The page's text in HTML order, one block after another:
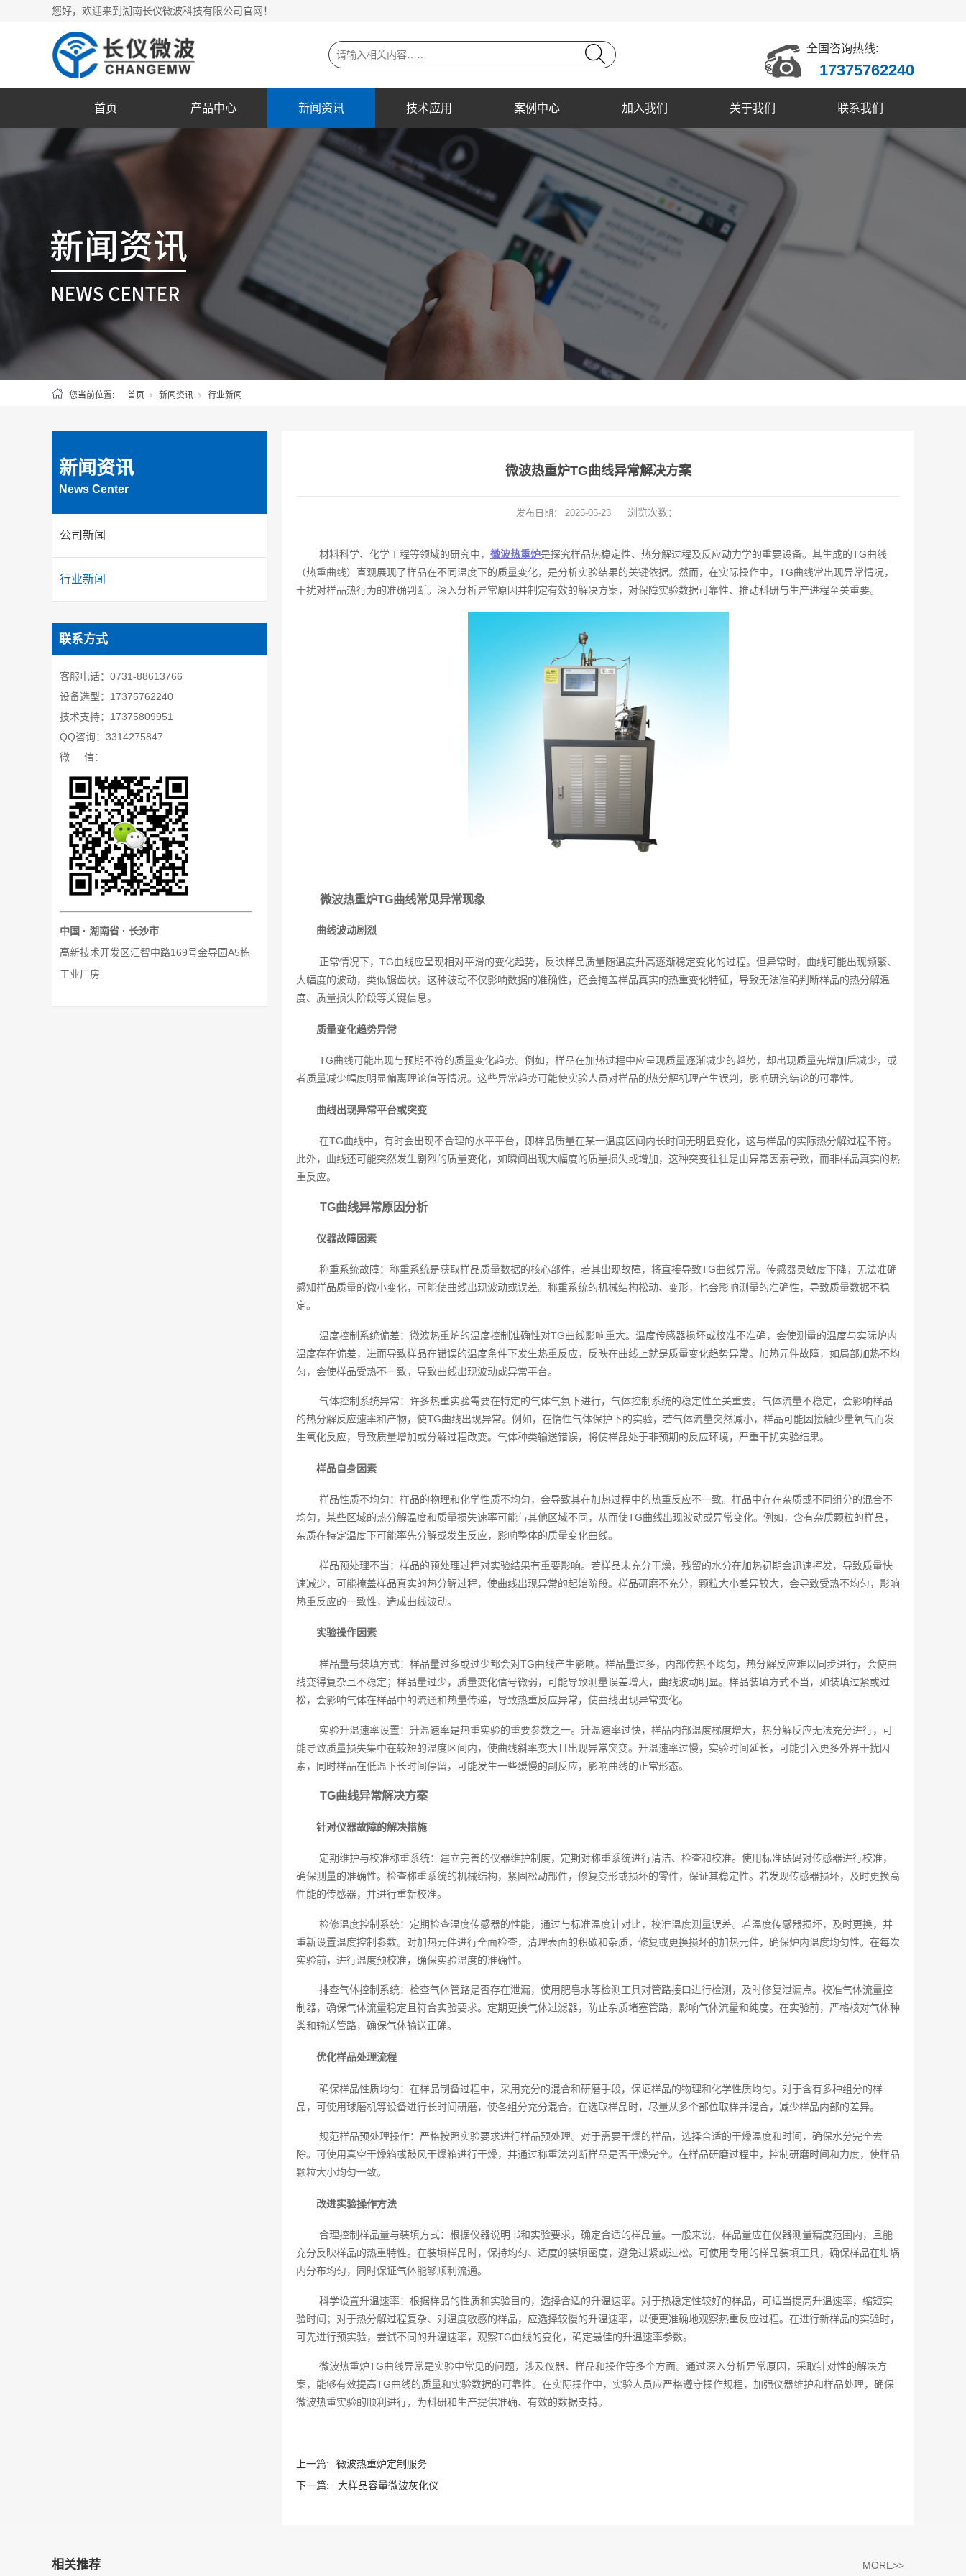
您好，欢迎来到湖南长仪微波科技有限公司官网！
全国咨询热线:
17375762240
首页 产品中心 新闻资讯 技术应用 案例中心 加入我们 关于我们 联系我们
您当前位置: 首页 新闻资讯 行业新闻
新闻资讯
News Center
公司新闻
行业新闻
联系方式
客服电话：0731-88613766
设备选型：17375762240
技术支持：17375809951
QQ咨询：3314275847
微 信：
中国 · 湖南省 · 长沙市
高新技术开发区汇智中路169号金导园A5栋
工业厂房
微波热重炉TG曲线异常解决方案
发布日期： 2025-05-23 浏览次数：
材料科学、化学工程等领域的研究中， 微波热重炉是探究样品热稳定性、热分解过程及反应动力学的重要设备。其生成的TG曲线
（热重曲线）直观展现了样品在不同温度下的质量变化，是分析实验结果的关键依据。然而，在实际操作中，TG曲线常出现异常情况，
干扰对样品热行为的准确判断。深入分析异常原因并制定有效的解决方案，对保障实验数据可靠性、推动科研与生产进程至关重要。
微波热重炉TG曲线常见异常现象
曲线波动剧烈
正常情况下，TG曲线应呈现相对平滑的变化趋势，反映样品质量随温度升高逐渐稳定变化的过程。但异常时，曲线可能出现频繁、
大幅度的波动，类似锯齿状。这种波动不仅影响数据的准确性，还会掩盖样品真实的热重变化特征，导致无法准确判断样品的热分解温
度、质量损失阶段等关键信息。
质量变化趋势异常
TG曲线可能出现与预期不符的质量变化趋势。例如，样品在加热过程中应呈现质量逐渐减少的趋势，却出现质量先增加后减少，或
者质量减少幅度明显偏离理论值等情况。这些异常趋势可能使实验人员对样品的热分解机理产生误判，影响研究结论的可靠性。
曲线出现异常平台或突变
在TG曲线中，有时会出现不合理的水平平台，即样品质量在某一温度区间内长时间无明显变化，这与样品的实际热分解过程不符。
此外，曲线还可能突然发生剧烈的质量变化，如瞬间出现大幅度的质量损失或增加，这种突变往往是由异常因素导致，而非样品真实的热
重反应。
TG曲线异常原因分析
仪器故障因素
称重系统故障：称重系统是获取样品质量数据的核心部件，若其出现故障，将直接导致TG曲线异常。传感器灵敏度下降，无法准确
感知样品质量的微小变化，可能使曲线出现波动或误差。称重系统的机械结构松动、变形，也会影响测量的准确性，导致质量数据不稳
定。
温度控制系统偏差：微波热重炉的温度控制准确性对TG曲线影响重大。温度传感器损坏或校准不准确，会使测量的温度与实际炉内
温度存在偏差，进而导致样品在错误的温度条件下发生热重反应，反映在曲线上就是质量变化趋势异常。加热元件故障，如局部加热不均
匀，会使样品受热不一致，导致曲线出现波动或异常平台。
气体控制系统异常：许多热重实验需要在特定的气体气氛下进行，气体控制系统的稳定性至关重要。气体流量不稳定，会影响样品
的热分解反应速率和产物，使TG曲线出现异常。例如，在惰性气体保护下的实验，若气体流量突然减小，样品可能因接触少量氧气而发
生氧化反应，导致质量增加或分解过程改变。气体种类输送错误，将使样品处于非预期的反应环境，严重干扰实验结果。
样品自身因素
样品性质不均匀：样品的物理和化学性质不均匀，会导致其在加热过程中的热重反应不一致。样品中存在杂质或不同组分的混合不
均匀，某些区域的热分解温度和质量损失速率可能与其他区域不同，从而使TG曲线出现波动或异常变化。例如，含有杂质颗粒的样品，
杂质在特定温度下可能率先分解或发生反应，影响整体的质量变化曲线。
样品预处理不当：样品的预处理过程对实验结果有重要影响。若样品未充分干燥，残留的水分在加热初期会迅速挥发，导致质量快
速减少，可能掩盖样品真实的热分解过程，使曲线出现异常的起始阶段。样品研磨不充分，颗粒大小差异较大，会导致受热不均匀，影响
热重反应的一致性，造成曲线波动。
实验操作因素
样品量与装填方式：样品量过多或过少都会对TG曲线产生影响。样品量过多，内部传热不均匀，热分解反应难以同步进行，会使曲
线变得复杂且不稳定；样品量过少，质量变化信号微弱，可能导致测量误差增大，曲线波动明显。样品装填方式不当，如装填过紧或过
松，会影响气体在样品中的流通和热量传递，导致热重反应异常，使曲线出现异常变化。
实验升温速率设置：升温速率是热重实验的重要参数之一。升温速率过快，样品内部温度梯度增大，热分解反应无法充分进行，可
能导致质量损失集中在较短的温度区间内，使曲线斜率变大且出现异常突变。升温速率过慢，实验时间延长，可能引入更多外界干扰因
素，同时样品在低温下长时间停留，可能发生一些缓慢的副反应，影响曲线的正常形态。
TG曲线异常解决方案
针对仪器故障的解决措施
定期维护与校准称重系统：建立完善的仪器维护制度，定期对称重系统进行清洁、检查和校准。使用标准砝码对传感器进行校准，
确保测量的准确性。检查称重系统的机械结构，紧固松动部件，修复变形或损坏的零件，保证其稳定性。若发现传感器损坏，及时更换高
性能的传感器，并进行重新校准。
检修温度控制系统：定期检查温度传感器的性能，通过与标准温度计对比，校准温度测量误差。若温度传感器损坏，及时更换，并
重新设置温度控制参数。对加热元件进行全面检查，清理表面的积碳和杂质，修复或更换损坏的加热元件，确保炉内温度均匀性。在每次
实验前，进行温度预校准，确保实验温度的准确性。
排查气体控制系统：检查气体管路是否存在泄漏，使用肥皂水等检测工具对管路接口进行检测，及时修复泄漏点。校准气体流量控
制器，确保气体流量稳定且符合实验要求。定期更换气体过滤器，防止杂质堵塞管路，影响气体流量和纯度。在实验前，严格核对气体种
类和输送管路，确保气体输送正确。
优化样品处理流程
确保样品性质均匀：在样品制备过程中，采用充分的混合和研磨手段，保证样品的物理和化学性质均匀。对于含有多种组分的样
品，可使用球磨机等设备进行长时间研磨，使各组分充分混合。在选取样品时，尽量从多个部位取样并混合，减少样品内部的差异。
规范样品预处理操作：严格按照实验要求进行样品预处理。对于需要干燥的样品，选择合适的干燥温度和时间，确保水分完全去
除。可使用真空干燥箱或鼓风干燥箱进行干燥，并通过称重法判断样品是否干燥完全。在样品研磨过程中，控制研磨时间和力度，使样品
颗粒大小均匀一致。
改进实验操作方法
合理控制样品量与装填方式：根据仪器说明书和实验要求，确定合适的样品量。一般来说，样品量应在仪器测量精度范围内，且能
充分反映样品的热重特性。在装填样品时，保持均匀、适度的装填密度，避免过紧或过松。可使用专用的样品装填工具，确保样品在坩埚
内分布均匀，同时保证气体能够顺利流通。
科学设置升温速率：根据样品的性质和实验目的，选择合适的升温速率。对于热稳定性较好的样品，可适当提高升温速率，缩短实
验时间；对于热分解过程复杂、对温度敏感的样品，应选择较慢的升温速率，以便更准确地观察热重反应过程。在进行新样品的实验时，
可先进行预实验，尝试不同的升温速率，观察TG曲线的变化，确定最佳的升温速率参数。
微波热重炉TG曲线异常是实验中常见的问题，涉及仪器、样品和操作等多个方面。通过深入分析异常原因，采取针对性的解决方
案，能够有效提高TG曲线的质量和实验数据的可靠性。在实际操作中，实验人员应严格遵守操作规程，加强仪器维护和样品处理，确保
微波热重实验的顺利进行，为科研和生产提供准确、有效的数据支持。‍
上一篇:
微波热重炉定制服务
下一篇:
大样品容量微波灰化仪
相关推荐 MORE>>